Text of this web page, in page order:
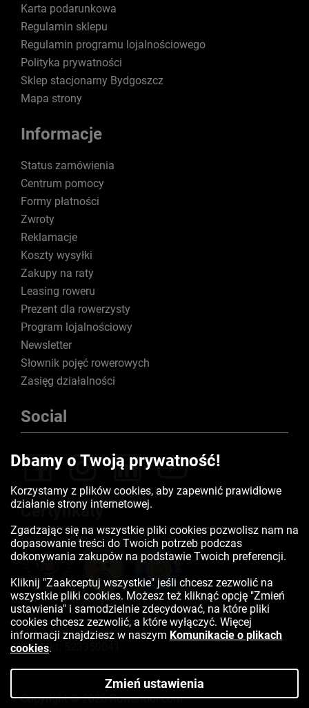
Karta podarunkowa
Regulamin sklepu
Regulamin programu lojalnościowego
Polityka prywatności
Sklep stacjonarny Bydgoszcz
Mapa strony
Informacje
Status zamówienia
Centrum pomocy
Formy płatności
Zwroty
Reklamacje
Koszty wysyłki
Zakupy na raty
Leasing roweru
Prezent dla rowerzysty
Program lojalnościowy
Newsletter
Słownik pojęć rowerowych
Zasięg działalności
Social
Certyfikaty
Kontakt:
Copyright © 2026 Rowertour.com
Dbamy o Twoją prywatność!
Korzystamy z plików cookies, aby zapewnić prawidłowe
działanie strony internetowej.
Zgadzając się na wszystkie pliki cookies pozwolisz nam na
dopasowanie treści do Twoich potrzeb podczas
dokonywania zakupów na podstawie Twoich preferencji.
Kliknij "Zaakceptuj wszystkie" jeśli chcesz zezwolić na
wszystkie pliki cookies. Możesz też kliknąć opcję "Zmień
ustawienia" i samodzielnie zdecydować, na które pliki
cookies chcesz zezwolić, a które wyłączyć. Więcej
informacji znajdziesz w naszym Komunikacie o plikach
cookies.
Zmień ustawienia